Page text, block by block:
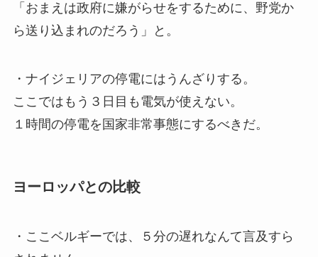
「おまえは政府に嫌がらせをするために、野党か
ら送り込まれのだろう」と。
・ナイジェリアの停電にはうんざりする。
ここではもう３日目も電気が使えない。
１時間の停電を国家非常事態にするべきだ。
ヨーロッパとの比較
・ここベルギーでは、５分の遅れなんて言及すら